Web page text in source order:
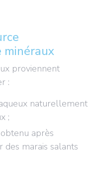
proviennent
:
naturellement
;
après
des marais salants